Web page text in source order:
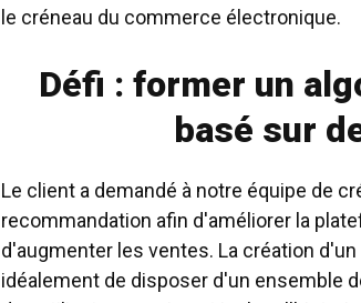
le créneau du commerce électronique.
Défi : former un
basé sur
Le client a demandé à notre équipe de
recommandation afin d'améliorer la
d'augmenter les ventes. La création
idéalement de disposer d'un ensemble